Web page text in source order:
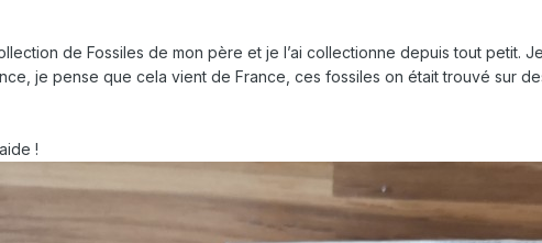
de Fossiles de mon père et je l’ai collectionne depuis tout petit.
je pense que cela vient de France, ces fossiles on était trouvé sur
!